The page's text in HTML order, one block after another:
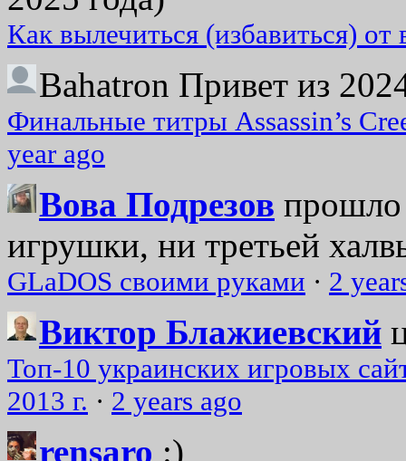
Как вылечиться (избавиться)
Bahatron Привет из
Финальные титры Assassin’s
year ago
Вова Подрезов прошло
игрушки, ни третьей
GLaDOS своими руками · 2
Виктор Блажиевский
Топ-10 украинских игровых
2013 г. · 2 years ago
rensaro :)